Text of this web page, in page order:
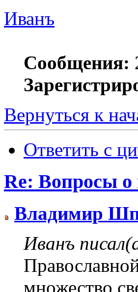
Иванъ
Сообщения:
Вернуться к
Ответить с
Re: Вопросы
Владимир
Иванъ
множество